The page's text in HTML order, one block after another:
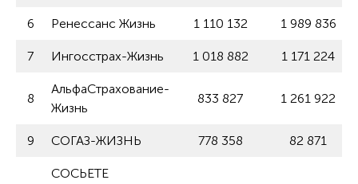
6 Ренессанс Жизнь 1 110 132 1 989 836
7 Ингосстрах-Жизнь 1 018 882 1 171 224
8
АльфаСтрахование-
Жизнь
833 827 1 261 922
9 СОГАЗ-ЖИЗНЬ 778 358 82 871
СОСЬЕТЕ